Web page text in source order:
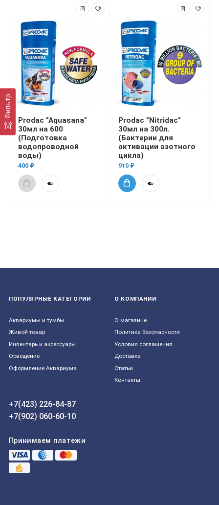
Фильтр
Prodac "Aquasana"
30мл на 600
(Подготовка
водопроводной
воды)
400 ₽
Prodac "Nitridac"
30мл на 300л.
(Бактерии для
активации азотного
цикла)
910 ₽
ПОПУЛЯРНЫЕ КАТЕГОРИИ
Aквариумы и тумбы
Живой товар
Инвентарь и аксессуары
Освещение
Оформление Аквариума
О КОМПАНИИ
О магазине
Политика безопасности
Условия соглашения
Доставка
Статьи
Контакты
+7(423) 226-84-87
+7(902) 060-60-10
Принимаем платежи